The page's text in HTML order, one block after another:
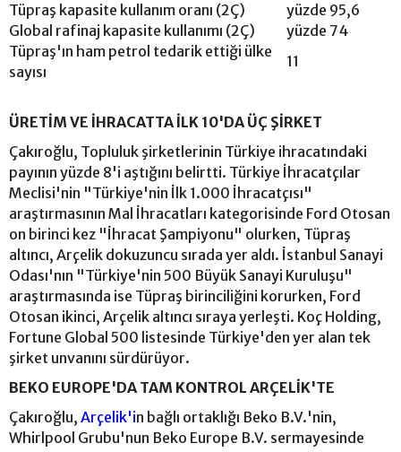
Tüpraş kapasite kullanım oranı (2Ç)
yüzde 95,6
Global rafinaj kapasite kullanımı (2Ç)
yüzde 74
Tüpraş'ın ham petrol tedarik ettiği ülke
sayısı
11
ÜRETİM VE İHRACATTA İLK 10'DA ÜÇ ŞİRKET
Çakıroğlu, Topluluk şirketlerinin Türkiye ihracatındaki
payının yüzde 8'i aştığını belirtti. Türkiye İhracatçılar
Meclisi'nin "Türkiye'nin İlk 1.000 İhracatçısı"
araştırmasının Mal İhracatları kategorisinde Ford Otosan
on birinci kez "İhracat Şampiyonu" olurken, Tüpraş
altıncı, Arçelik dokuzuncu sırada yer aldı. İstanbul Sanayi
Odası'nın "Türkiye'nin 500 Büyük Sanayi Kuruluşu"
araştırmasında ise Tüpraş birinciliğini korurken, Ford
Otosan ikinci, Arçelik altıncı sıraya yerleşti. Koç Holding,
Fortune Global 500 listesinde Türkiye'den yer alan tek
şirket unvanını sürdürüyor.
BEKO EUROPE'DA TAM KONTROL ARÇELİK'TE
Çakıroğlu, Arçelik'in bağlı ortaklığı Beko B.V.'nin,
Whirlpool Grubu'nun Beko Europe B.V. sermayesinde